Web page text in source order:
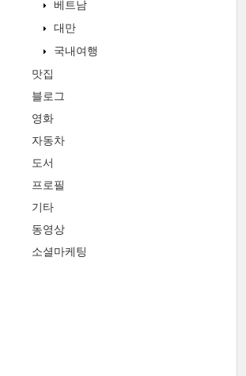
베트남
대만
국내여행
맛집
블로그
영화
자동차
도서
프로필
기타
동영상
소셜마케팅